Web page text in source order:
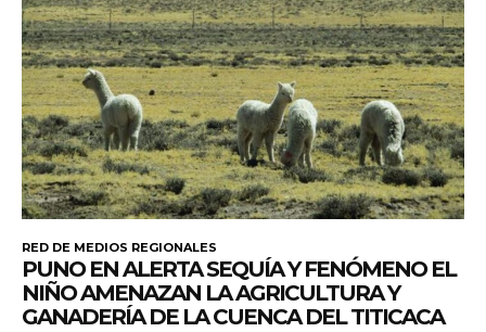
RED DE MEDIOS REGIONALES
PUNO EN ALERTA SEQUÍA Y FENÓMENO EL
NIÑO AMENAZAN LA AGRICULTURA Y
GANADERÍA DE LA CUENCA DEL TITICACA